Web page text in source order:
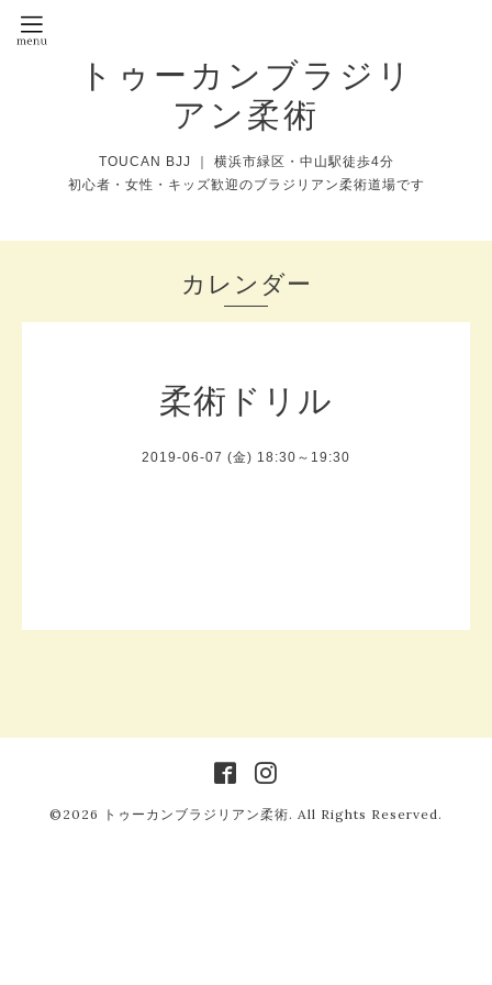
トゥーカンブラジリ
アン柔術
TOUCAN BJJ ｜ 横浜市緑区・中山駅徒歩4分
初心者・女性・キッズ歓迎のブラジリアン柔術道場です
カレンダー
柔術ドリル
2019-06-07 (金) 18:30～19:30
©2026 トゥーカンブラジリアン柔術. All Rights Reserved.